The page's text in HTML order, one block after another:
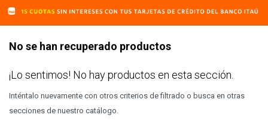
No se han recuperado productos
¡Lo sentimos! No hay productos en esta sección.
Inténtalo nuevamente con otros criterios de filtrado o busca en otras
secciones de nuestro catálogo.